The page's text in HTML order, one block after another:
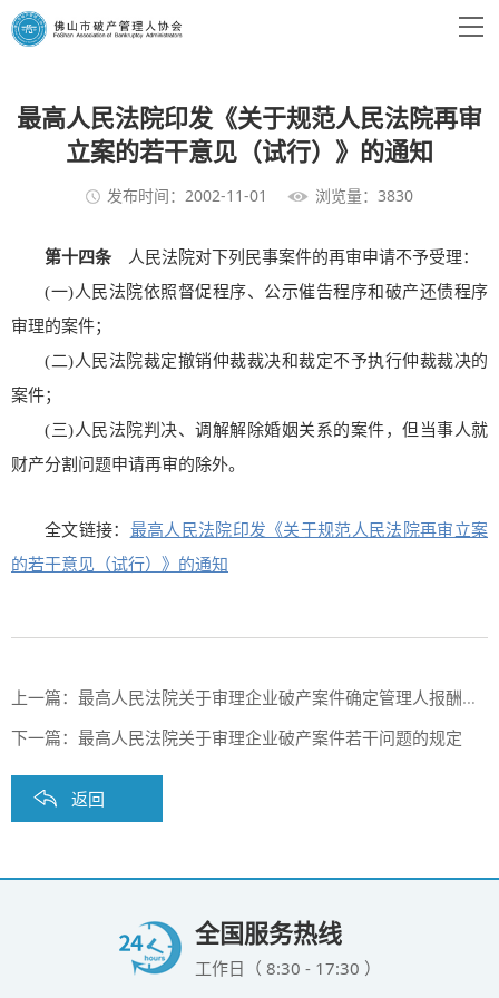
最高人民法院印发《关于规范人民法院再审
立案的若干意见（试行）》的通知
发布时间：2002-11-01 浏览量：3830
第十四条人民法院对下列民事案件的再审申请不予受理：
(一)人民法院依照督促程序、公示催告程序和破产还债程序
审理的案件；
(二)人民法院裁定撤销仲裁裁决和裁定不予执行仲裁裁决的
案件；
(三)人民法院判决、调解解除婚姻关系的案件，但当事人就
财产分割问题申请再审的除外。
全文链接： 最高人民法院印发《关于规范人民法院再审立案
的若干意见（试行）》的通知
上一篇： 最高人民法院关于审理企业破产案件确定管理人报酬的规定
下一篇： 最高人民法院关于审理企业破产案件若干问题的规定
返回
全国服务热线
工作日（ 8:30 - 17:30 ）